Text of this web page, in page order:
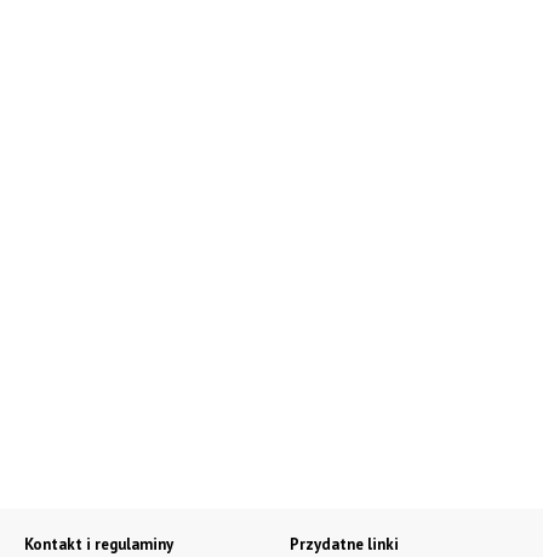
Kontakt i regulaminy
Przydatne linki